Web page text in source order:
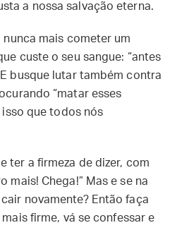
a nossa salvação eterna.
nunca mais cometer um
custe o seu sangue: “antes
busque lutar também contra
“matar esses
isso que todos nós
ter a firmeza de dizer, com
mais! Chega!” Mas e se na
novamente? Então faça
firme, vá se confessar e